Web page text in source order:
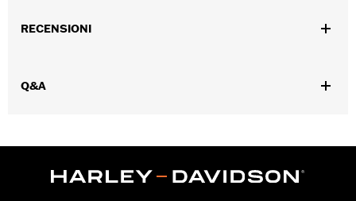
Caratteristiche funzionali:
Cuciture
regolabili
Origine:D’importazione
RECENSIONI
Q&A